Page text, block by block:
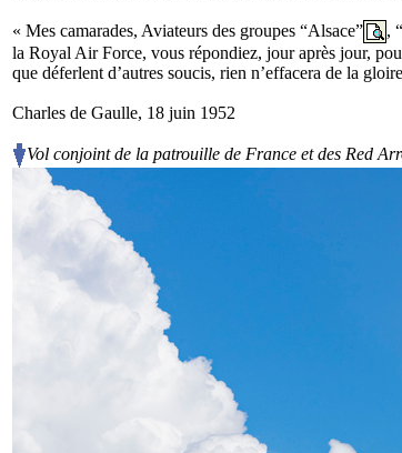
« Mes camarades, Aviateurs des groupes “Alsace” ,
la Royal Air Force, vous répondiez, jour après jour,
que déferlent d’autres soucis, rien n’effacera de la
Charles de Gaulle, 18 juin 1952
Vol conjoint de la patrouille de France et des Red